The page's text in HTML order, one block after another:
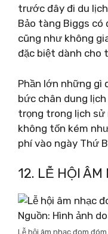
trước đây đi du
Bảo tàng Biggs có
cũng như không
đặc biệt dành cho
Phần lớn những gì
bức chân dung
trọng trong lịch sử
không tốn kém
phí vào ngày Thứ
12. LỄ HỘI ÂM
Nguồn: Hình ảnh
Lễ hội âm nhạc đom đóm